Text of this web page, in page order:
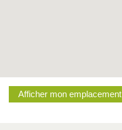
Afficher mon emplacement